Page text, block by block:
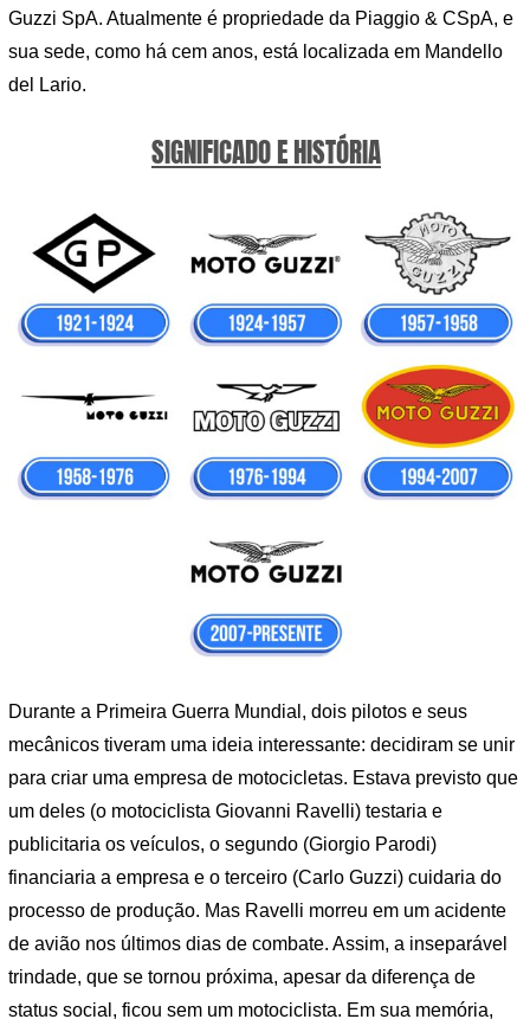
Guzzi SpA. Atualmente é propriedade da Piaggio & CSpA, e
sua sede, como há cem anos, está localizada em Mandello
del Lario.
SIGNIFICADO E HISTÓRIA
Durante a Primeira Guerra Mundial, dois pilotos e seus
mecânicos tiveram uma ideia interessante: decidiram se unir
para criar uma empresa de motocicletas. Estava previsto que
um deles (o motociclista Giovanni Ravelli) testaria e
publicitaria os veículos, o segundo (Giorgio Parodi)
financiaria a empresa e o terceiro (Carlo Guzzi) cuidaria do
processo de produção. Mas Ravelli morreu em um acidente
de avião nos últimos dias de combate. Assim, a inseparável
trindade, que se tornou próxima, apesar da diferença de
status social, ficou sem um motociclista. Em sua memória,